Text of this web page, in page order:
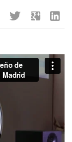
twitter google linkedin